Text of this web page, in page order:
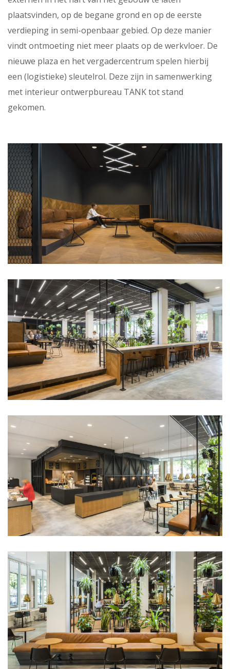
plaatsvinden, op de begane grond en op de eerste
verdieping in semi-openbaar gebied. Op deze manier
vindt ontmoeting niet meer plaats op de werkvloer. De
nieuwe plaza en het vergadercentrum spelen hierbij
een (logistieke) sleutelrol. Deze zijn in samenwerking
met interieur ontwerpbureau TANK tot stand
gekomen.